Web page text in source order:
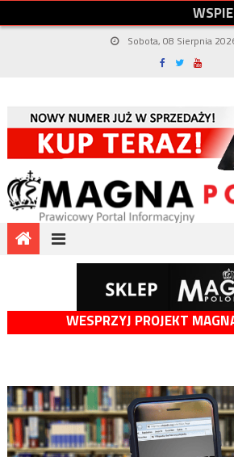
WSPIE
Sobota, 08 Sierpnia
WESPRZYJ PROJEKT